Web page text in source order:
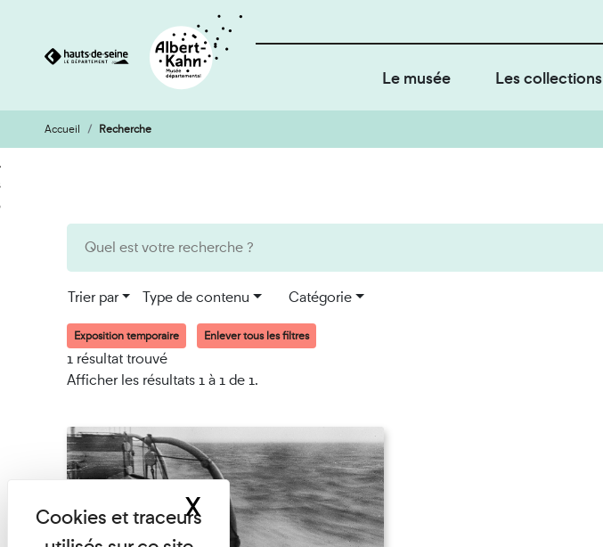
Aller
au
contenu
Aller
à
la
Le musée Les collections
Accueil Recherche
Trier par Type de contenu Catégorie
Exposition temporaire Enlever tous les filtres
1 résultat trouvé
Afficher les résultats 1 à 1 de 1.
XMasquer le bandeau des cookies